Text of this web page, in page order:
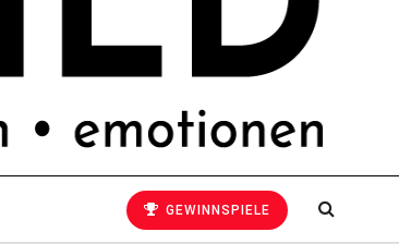
GEWINNSPIELE